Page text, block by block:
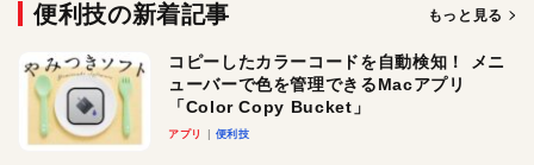
便利技の新着記事 もっと見る
コピーしたカラーコードを自動検知！ メニ
ューバーで色を管理できるMacアプリ
「Color Copy Bucket」
アプリ 便利技